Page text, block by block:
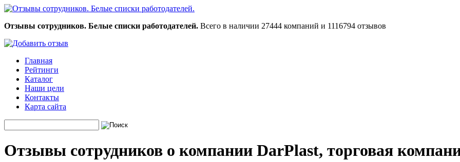
Отзывы сотрудников. Белые списки работодателей. Всего в наличии 27444 компаний и 1116794 отзывов
Главная
Рейтинги
Каталог
Наши цели
Контакты
Карта сайта
Отзывы сотрудников о компании DarPlast, торговая